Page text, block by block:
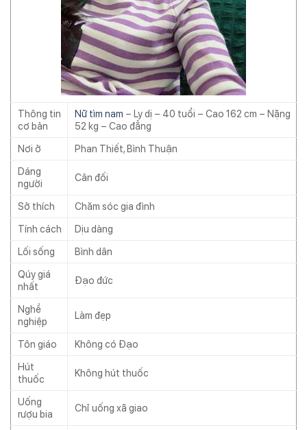
Thông tin
cơ bản
Nữ tìm nam – Ly dị – 40 tuổi – Cao 162 cm – Nặng
52 kg – Cao đẳng
Nơi ở
Phan Thiết, Bình Thuận
Dáng
người
Cân đối
Sở thích
Chăm sóc gia đình
Tính cách
Dịu dàng
Lối sống
Bình dân
Qúy giá
nhất
Đạo đức
Nghề
nghiệp
Làm đẹp
Tôn giáo
Không có Đạo
Hút
thuốc
Không hút thuốc
Uống
rượu bia
Chỉ uống xã giao